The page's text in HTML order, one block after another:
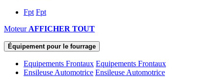
Fpt Fpt
Moteur AFFICHER TOUT
Équipement pour le fourrage
Equipements Frontaux Equipements Frontaux
Ensileuse Automotrice Ensileuse Automotrice